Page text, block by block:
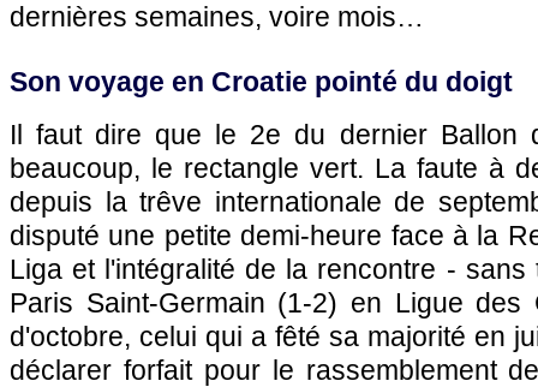
dernières semaines, voire mois…
Son voyage en Croatie pointé du doigt
Il faut dire que le 2e du dernier Ballon
beaucoup, le rectangle vert. La faute à
depuis la trêve internationale de
disputé une petite demi-heure face à la
Liga et l'intégralité de la rencontre -
Paris Saint-Germain (1-2) en Ligue des
d'octobre, celui qui a fêté sa majorité en
déclarer forfait pour le rassemblement